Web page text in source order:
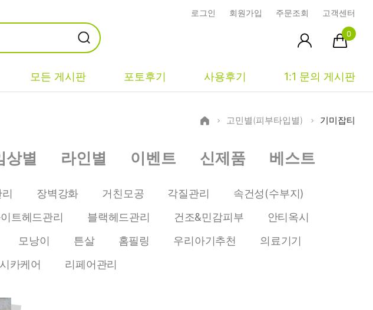
로그인 회원가입 주문조회 고객센터
0
모든 게시판 포토후기 사용후기 1:1 문의 게시판
EGF/FGF/IGF
콜라겐
히알루론산
병풀/센텔라
판테놀
녹차/EGCG
중성
지성
복합성
민감성
시사모
상품문의
시드물통신
전 어떻게 써요?
장바구니
최근본상품
위시리스트
고민별(피부타입별) 기미잡티
상별 라인별 이벤트 신제품 베스트
장벽강화 거친모공 각질관리
속건성(수부지)
트헤드관리 블랙헤드관리 건조&민감피부
안티옥시
모낭이 튼살 홈필링 우리아기추천
의료기기
시카케어 리페어관리